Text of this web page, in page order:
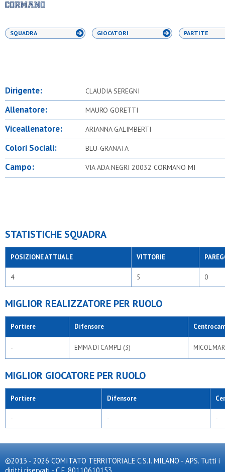
SQUADRA GIOCATORI PARTITE
Dirigente: CLAUDIA SEREGNI
Allenatore: MAURO GORETTI
Viceallenatore: ARIANNA GALIMBERTI
Colori Sociali: BLU-GRANATA
Campo: VIA ADA NEGRI 20032 CORMANO MI
STATISTICHE SQUADRA
POSIZIONE ATTUALE VITTORIE
4 5 0
MIGLIOR REALIZZATORE PER RUOLO
Portiere Difensore
- EMMA DI CAMPLI (3) MICOL
MIGLIOR GIOCATORE PER RUOLO
Portiere Difensore
- - -
©2013 - 2026 COMITATO TERRITORIALE C.S.I. MILANO - APS. Tutti i